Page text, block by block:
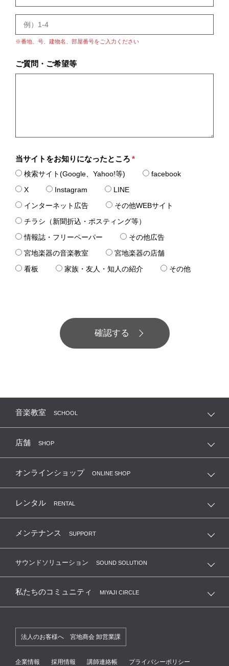
※番地、号、建物名、部屋番号をご入力ください
ご質問・ご希望等
当サイトをお知りになったところ *
検索サイト(Google、Yahoo!等)
facebook
X
Instagram
LINE
インターネット広告
その他WEBサイト
チラシ（新聞折込・ポスティング等）
情報誌・フリーペーパー
その他広告
宮地楽器の音楽教室
宮地楽器の店舗
看板
家族・友人・知人の紹介 その他
音楽教室 SCHOOL
店舗 SHOP
オンラインショップ ONLINE SHOP
レンタル RENTAL
メンテナンス SUPPORT
サウンドソリューション SOUND SOLUTION
私たちのコミュニティ MIYAJI CIRCLE
法人のお客様へ 宮地商会 卸営業課
企業情報 採用情報 講師連絡帳 プライバシーポリシー